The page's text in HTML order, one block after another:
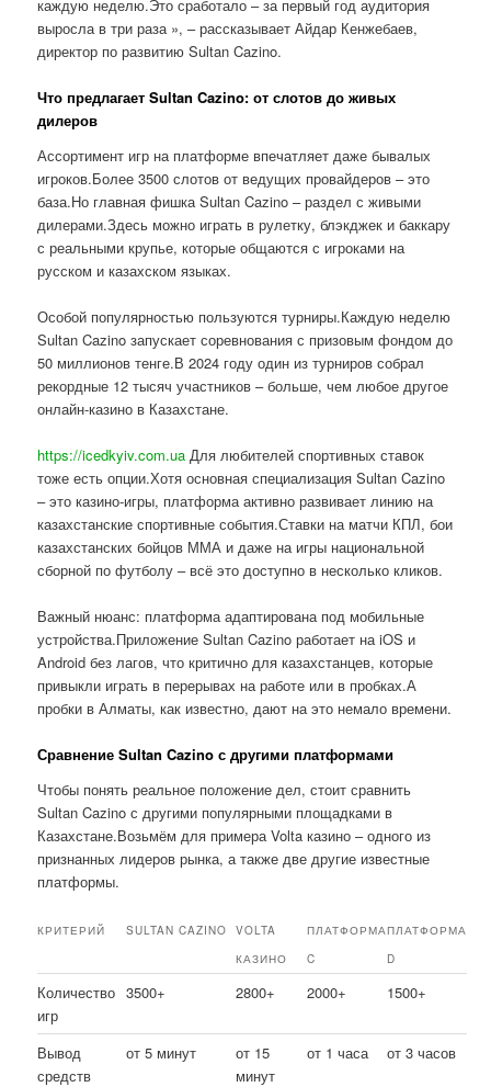
каждую неделю.Это сработало – за первый год аудитория
выросла в три раза », – рассказывает Айдар Кенжебаев,
директор по развитию Sultan Cazino.
Что предлагает Sultan Cazino: от слотов до живых
дилеров
Ассортимент игр на платформе впечатляет даже бывалых
игроков.Более 3500 слотов от ведущих провайдеров – это
база.Но главная фишка Sultan Cazino – раздел с живыми
дилерами.Здесь можно играть в рулетку, блэкджек и баккару
с реальными крупье, которые общаются с игроками на
русском и казахском языках.
Особой популярностью пользуются турниры.Каждую неделю
Sultan Cazino запускает соревнования с призовым фондом до
50 миллионов тенге.В 2024 году один из турниров собрал
рекордные 12 тысяч участников – больше, чем любое другое
онлайн-казино в Казахстане.
https://icedkyiv.com.ua Для любителей спортивных ставок
тоже есть опции.Хотя основная специализация Sultan Cazino
– это казино-игры, платформа активно развивает линию на
казахстанские спортивные события.Ставки на матчи КПЛ, бои
казахстанских бойцов ММА и даже на игры национальной
сборной по футболу – всё это доступно в несколько кликов.
Важный нюанс: платформа адаптирована под мобильные
устройства.Приложение Sultan Cazino работает на iOS и
Android без лагов, что критично для казахстанцев, которые
привыкли играть в перерывах на работе или в пробках.А
пробки в Алматы, как известно, дают на это немало времени.
Сравнение Sultan Cazino с другими платформами
Чтобы понять реальное положение дел, стоит сравнить
Sultan Cazino с другими популярными площадками в
Казахстане.Возьмём для примера Volta казино – одного из
признанных лидеров рынка, а также две другие известные
платформы.
КРИТЕРИЙ SULTAN CAZINO
VOLTA
КАЗИНО
ПЛАТФОРМА
C
ПЛАТФОРМА
D
Количество
игр
3500+ 2800+ 2000+ 1500+
Вывод
средств
от 5 минут
от 15
минут
от 1 часа от 3 часов